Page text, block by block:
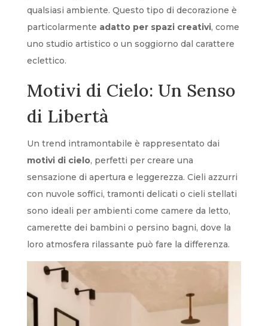
qualsiasi ambiente. Questo tipo di decorazione è
particolarmente adatto per spazi creativi, come
uno studio artistico o un soggiorno dal carattere
eclettico.
Motivi di Cielo: Un Senso
di Libertà
Un trend intramontabile è rappresentato dai
motivi di cielo, perfetti per creare una
sensazione di apertura e leggerezza. Cieli azzurri
con nuvole soffici, tramonti delicati o cieli stellati
sono ideali per ambienti come camere da letto,
camerette dei bambini o persino bagni, dove la
loro atmosfera rilassante può fare la differenza.